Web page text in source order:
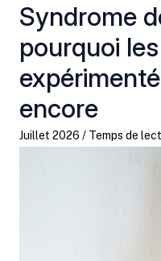
Syndrome
pourquoi
encore
Juillet 2026 / Temps de